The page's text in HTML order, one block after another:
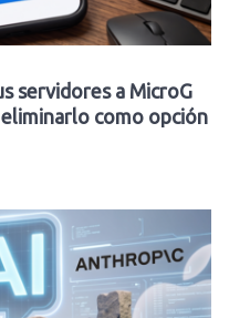
servidores a MicroG
como opción